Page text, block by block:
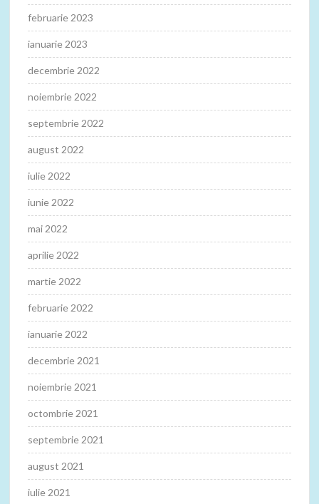
februarie 2023
ianuarie 2023
decembrie 2022
noiembrie 2022
septembrie 2022
august 2022
iulie 2022
iunie 2022
mai 2022
aprilie 2022
martie 2022
februarie 2022
ianuarie 2022
decembrie 2021
noiembrie 2021
octombrie 2021
septembrie 2021
august 2021
iulie 2021